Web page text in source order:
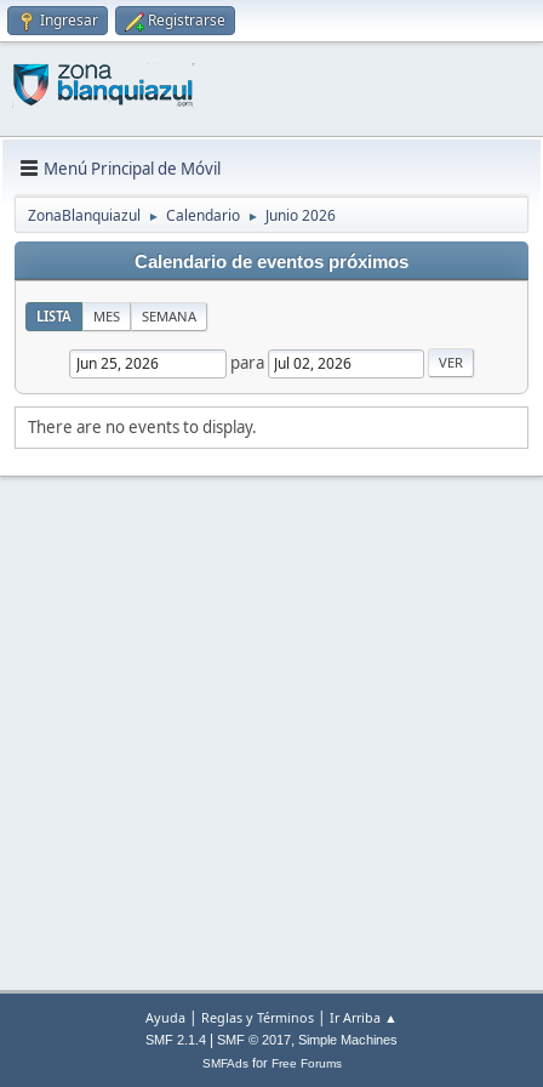
Ingresar Registrarse
Menú Principal de Móvil
ZonaBlanquiazul ► Calendario ► Junio 2026
Calendario de eventos próximos
LISTA MES SEMANA
para
There are no events to display.
Ayuda | Reglas y Términos | Ir Arriba ▲
SMF 2.1.4 SMF © 2017, Simple Machines
SMFAdsfor Free Forums